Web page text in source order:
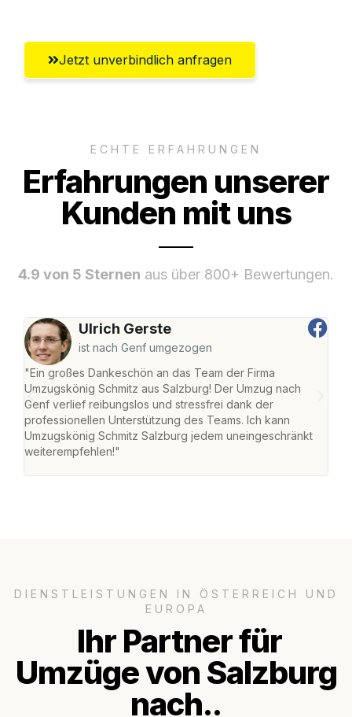
Jetzt unverbindlich anfragen
ECHTE ERFAHRUNGEN
Erfahrungen unserer
Kunden mit uns
4.9 von 5 Sternen aus über 800+ Bewertungen.
Ulrich Gerste
ist nach Genf umgezogen
"Ein großes Dankeschön an das Team der Firma
Umzugskönig Schmitz aus Salzburg! Der Umzug nach
Genf verlief reibungslos und stressfrei dank der
professionellen Unterstützung des Teams. Ich kann
Umzugskönig Schmitz Salzburg jedem uneingeschränkt
weiterempfehlen!"
DIENSTLEISTUNGEN IN ÖSTERREICH UND
EUROPA
Ihr Partner für
Umzüge von Salzburg
nach..